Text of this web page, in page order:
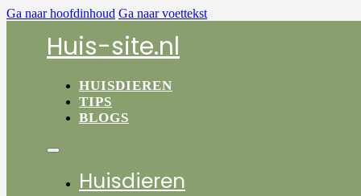
Ga naar hoofdinhoud Ga naar voettekst
Huis-site.nl
HUISDIEREN
TIPS
BLOGS
Huisdieren